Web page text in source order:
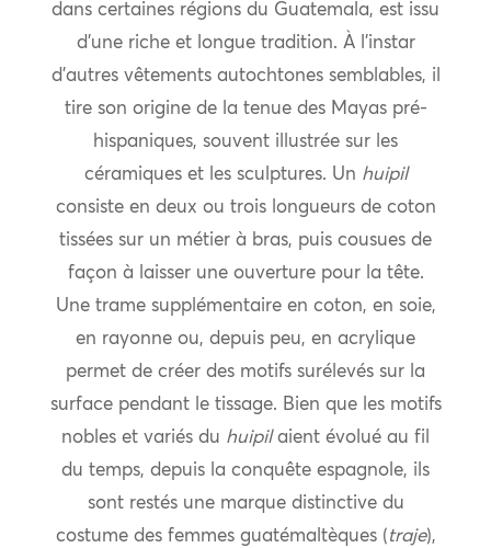
dans certaines régions du Guatemala, est issu
d’une riche et longue tradition. À l’instar
d’autres vêtements autochtones semblables, il
tire son origine de la tenue des Mayas pré-
hispaniques, souvent illustrée sur les
céramiques et les sculptures. Un huipil
consiste en deux ou trois longueurs de coton
tissées sur un métier à bras, puis cousues de
façon à laisser une ouverture pour la tête.
Une trame supplémentaire en coton, en soie,
en rayonne ou, depuis peu, en acrylique
permet de créer des motifs surélevés sur la
surface pendant le tissage. Bien que les motifs
nobles et variés du huipilaient évolué au fil
du temps, depuis la conquête espagnole, ils
sont restés une marque distinctive du
costume des femmes guatémaltèques (traje),